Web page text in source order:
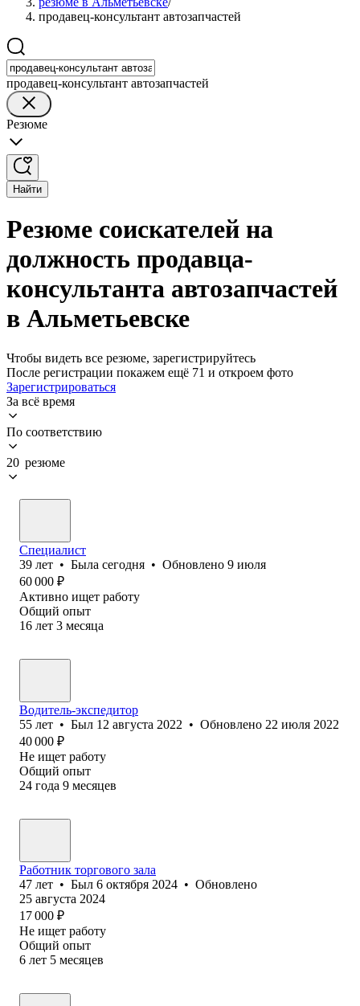
продавец-консультант автозапчастей
продавец-консультант автозапчастей
Резюме
Найти
Резюме соискателей на
должность продавца-
консультанта автозапчастей
в Альметьевске
Чтобы видеть все резюме, зарегистрируйтесь
После регистрации покажем ещё 71 и откроем фото
Зарегистрироваться
За всё время
По соответствию
20 резюме
Специалист
39 лет • Была сегодня • Обновлено 9 июля
60 000 ₽
Активно ищет работу
Общий опыт
16 лет 3 месяца
Водитель-экспедитор
55 лет • Был 12 августа 2022 • Обновлено 22 июля 2022
40 000 ₽
Не ищет работу
Общий опыт
24 года 9 месяцев
Работник торгового зала
47 лет • Был 6 октября 2024 • Обновлено
25 августа 2024
17 000 ₽
Не ищет работу
Общий опыт
6 лет 5 месяцев